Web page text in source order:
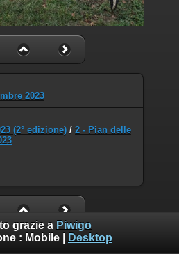
2023
(2° edizione) / 2 - Pian delle
grazie a Piwigo
: Mobile Desktop